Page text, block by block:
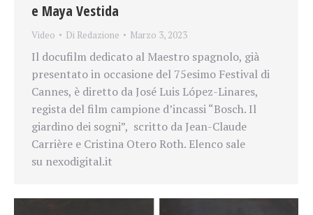
e Maya Vestida
Video Di Redazione Marzo 3, 2023
Il docufilm dedicato al Maestro spagnolo, già
presentato in occasione del 75esimo Festival di
Cannes, è diretto da José Luis López-Linares,
regista del film campione d’incassi “Bosch. Il
giardino dei sogni”, scritto da Jean-Claude
Carrière e Cristina Otero Roth. Elenco sale
su nexodigital.it